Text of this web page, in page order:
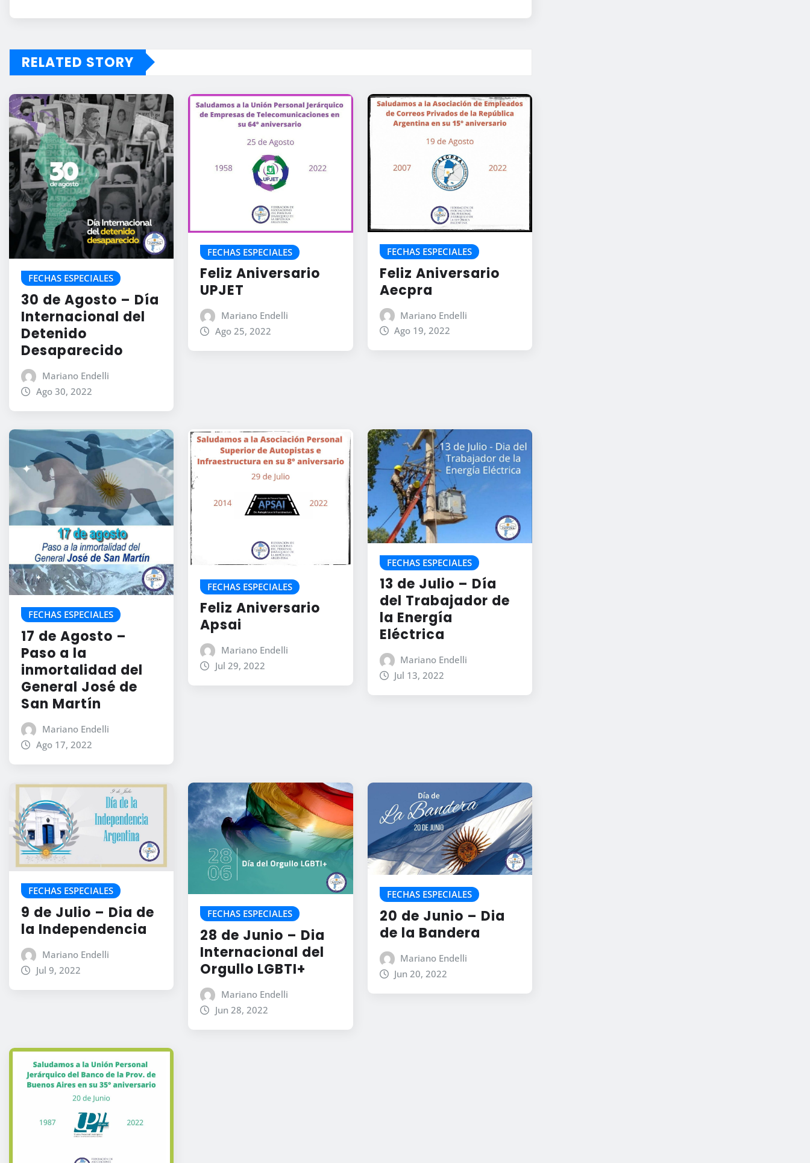
RELATED STORY
FECHAS ESPECIALES
30 de Agosto – Día
Internacional del
Detenido
Desaparecido
Mariano Endelli
Ago 30, 2022
FECHAS ESPECIALES
Feliz Aniversario
UPJET
Mariano Endelli
Ago 25, 2022
FECHAS ESPECIALES
Feliz Aniversario
Aecpra
Mariano Endelli
Ago 19, 2022
FECHAS ESPECIALES
17 de Agosto –
Paso a la
inmortalidad del
General José de
San Martín
Mariano Endelli
Ago 17, 2022
FECHAS ESPECIALES
Feliz Aniversario
Apsai
Mariano Endelli
Jul 29, 2022
FECHAS ESPECIALES
13 de Julio – Día
del Trabajador de
la Energía
Eléctrica
Mariano Endelli
Jul 13, 2022
FECHAS ESPECIALES
9 de Julio – Dia de
la Independencia
Mariano Endelli
Jul 9, 2022
FECHAS ESPECIALES
28 de Junio – Dia
Internacional del
Orgullo LGBTI+
Mariano Endelli
Jun 28, 2022
FECHAS ESPECIALES
20 de Junio – Dia
de la Bandera
Mariano Endelli
Jun 20, 2022